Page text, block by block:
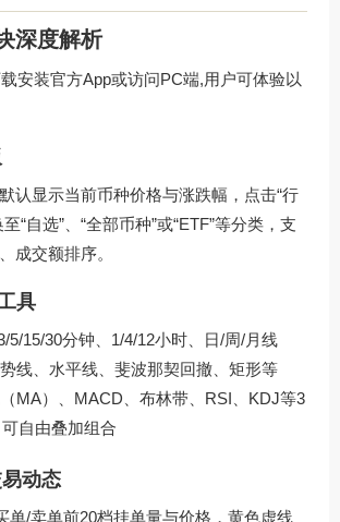
深度解析
安装官方App或访问PC端,用户可体验以
认显示当前币种价格与涨跌幅，点击“行
“自选”、“全部币种”或“ETF”等分类，支
成交额排序。
具
5/15/30分钟、1/4/12小时、日/周/月线
势线、水平线、斐波那契回撤、矩形等
（MA）、MACD、布林带、RSI、KDJ等3
自由叠加组合
动态
单/卖单前20档挂单量与价格，黄色虚线